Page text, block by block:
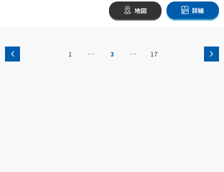
地図 詳細
1 … 3 … 17